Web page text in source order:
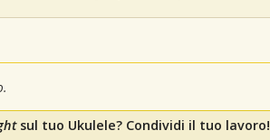
sul tuo Ukulele? Condividi il tuo lavoro!